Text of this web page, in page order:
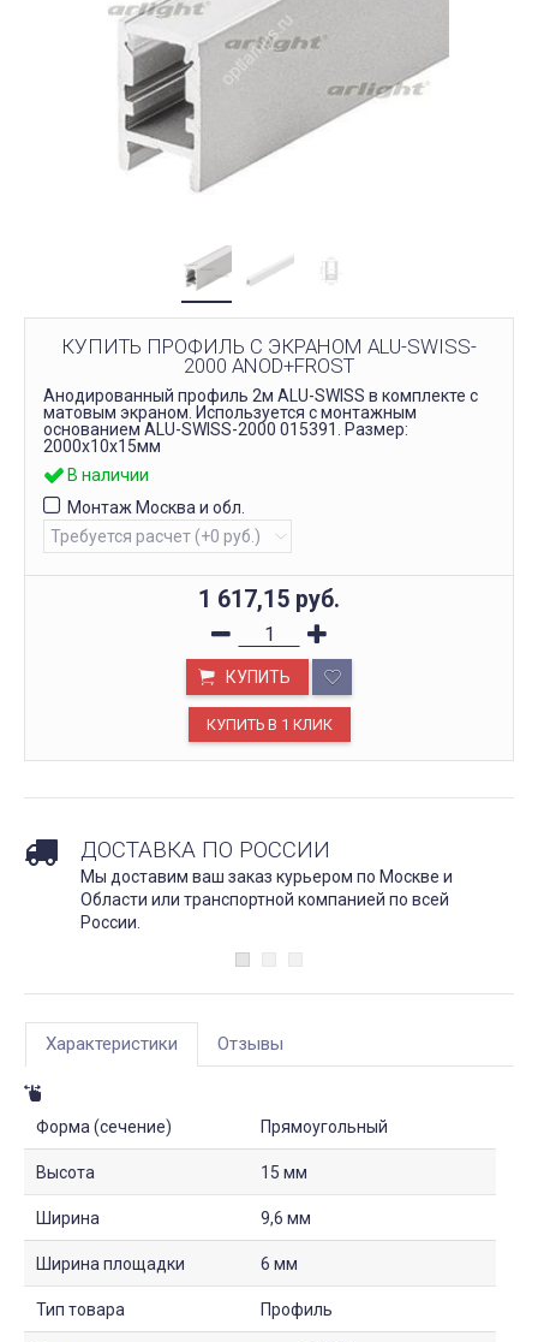
КУПИТЬ ПРОФИЛЬ С ЭКРАНОМ ALU-SWISS-
2000 ANOD+FROST
Анодированный профиль 2м ALU-SWISS в комплекте с
матовым экраном. Используется с монтажным
основанием ALU-SWISS-2000 015391. Размер:
2000х10x15мм
В наличии
Монтаж Москва и обл.
1 617,15 руб.
КУПИТЬ
ДОСТАВКА ПО РОССИИ
Мы доставим ваш заказ курьером по Москве и
Области или транспортной компанией по всей
России.
Характеристики Отзывы
Форма (сечение) Прямоугольный
Высота 15 мм
Ширина 9,6 мм
Ширина площадки 6 мм
Тип товара Профиль